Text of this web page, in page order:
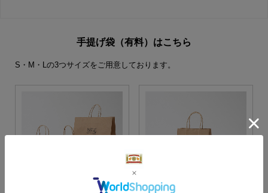
手提げ袋（有料）はこちら
S・M・Lの3つサイズをご用意しております。